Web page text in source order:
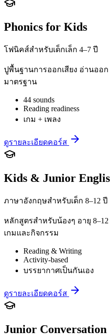
Phonics for Kids
โฟนิคส์สำหรับเด็กเล็ก 4–7 ปี
ปูพื้นฐานการออกเสียง อ่านออก
มาตรฐาน
44 sounds
Reading readiness
เกม + เพลง
ดูรายละเอียดคอร์ส
Kids & Junior
ภาษาอังกฤษสำหรับเด็ก 8–12 ปี
หลักสูตรสำหรับน้องๆ อายุ
เกมและกิจกรรม
Reading & Writing
Activity-based
บรรยากาศเป็นกันเอง
ดูรายละเอียดคอร์ส
Junior Conversation